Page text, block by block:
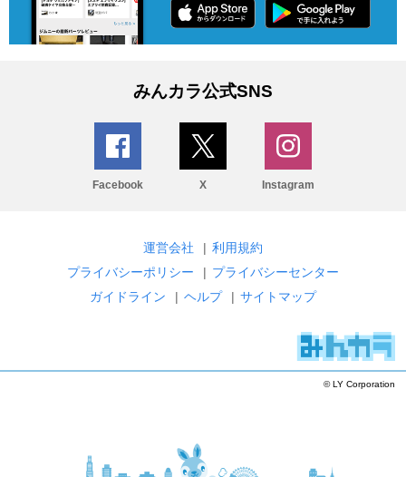
みんカラ公式SNS
Facebook X Instagram
運営会社 | 利用規約
プライバシーポリシー
| プライバシーセンター
ガイドライン
| ヘルプ | サイトマップ
© LY Corporation